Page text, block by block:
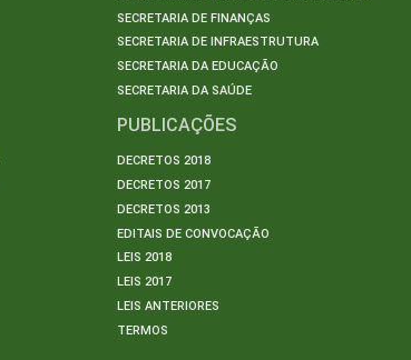
SECRETARIA DE FINANÇAS
SECRETARIA DE INFRAESTRUTURA
SECRETARIA DA EDUCAÇÃO
SECRETARIA DA SAÚDE
PUBLICAÇÕES
DECRETOS 2018
DECRETOS 2017
DECRETOS 2013
EDITAIS DE CONVOCAÇÃO
LEIS 2018
LEIS 2017
LEIS ANTERIORES
TERMOS